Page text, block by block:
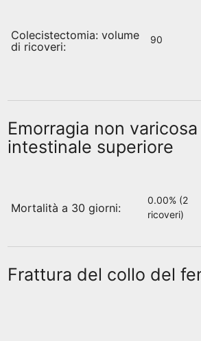
Colecistectomia: volume
di ricoveri:
90
Emorragia non
intestinale superiore
Mortalità a 30 giorni:
0.00% (2
ricoveri)
Frattura del collo del